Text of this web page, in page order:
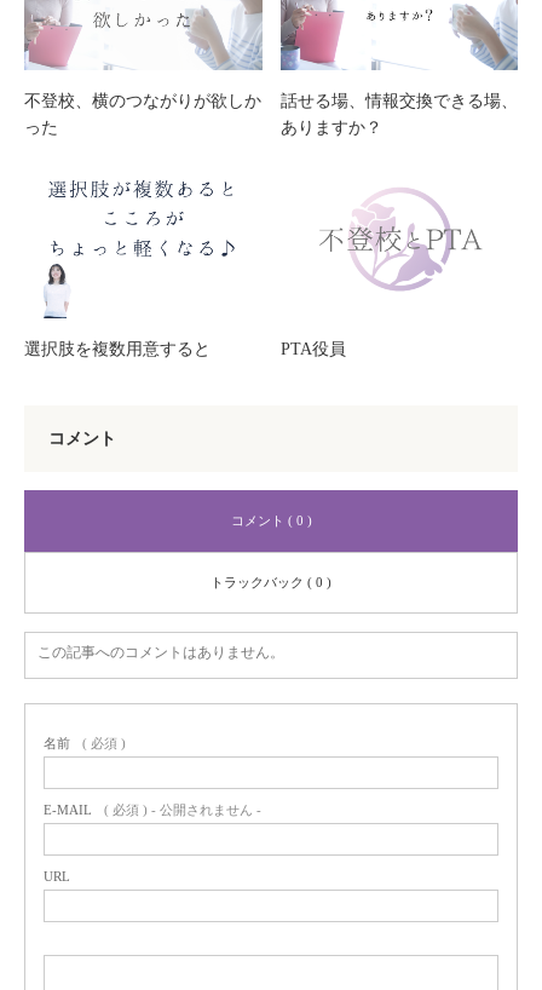
不登校、横のつながりが欲しか
った
話せる場、情報交換できる場、
ありますか？
選択肢を複数用意すると PTA役員
コメント
コメント ( 0 )
トラックバック ( 0 )
この記事へのコメントはありません。
名前 ( 必須 )
E-MAIL ( 必須 ) - 公開されません -
URL